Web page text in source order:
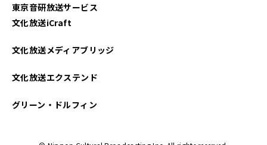
2024年11月
2024年10月
2024年09月
東京音研放送サービス
文化放送iCraft
文化放送メディアブリッジ
文化放送エクステンド
グリーン・ドルフィン